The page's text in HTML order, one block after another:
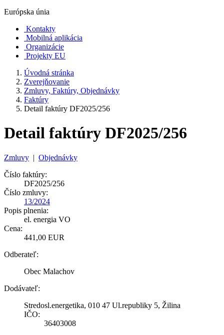
Európska únia
Kontakty
Mobilná aplikácia
Organizácie
Projekty EU
Úvodná stránka
Zverejňovanie
Zmluvy, Faktúry, Objednávky
Faktúry
Detail faktúry DF2025/256
Detail faktúry DF2025/256
Zmluvy | Objednávky
Číslo faktúry:
DF2025/256
Číslo zmluvy:
13/2024
Popis plnenia:
el. energia VO
Cena:
441,00 EUR
Odberateľ:
Obec Malachov
Dodávateľ:
Stredosl.energetika, 010 47 Ul.republiky 5, Žilina
IČO:
36403008